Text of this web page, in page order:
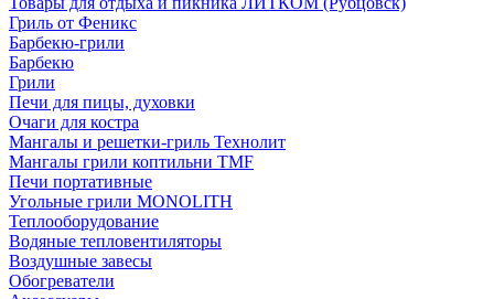
Гриль от Феникс
Барбекю-грили
Барбекю
Грили
Печи для пицы, духовки
Очаги для костра
Мангалы и решетки-гриль Технолит
Мангалы грили коптильни TMF
Печи портативные
Угольные грили MONOLITH
Теплооборудование
Водяные тепловентиляторы
Воздушные завесы
Обогреватели